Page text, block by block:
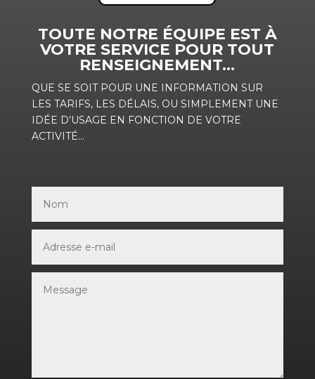
TOUTE NOTRE ÉQUIPE EST À
VOTRE SERVICE POUR TOUT
RENSEIGNEMENT…
QUE SE SOIT POUR UNE INFORMATION SUR
LES TARIFS, LES DÉLAIS, OU SIMPLEMENT UNE
IDÉE D’USAGE EN FONCTION DE VOTRE
ACTIVITÉ…